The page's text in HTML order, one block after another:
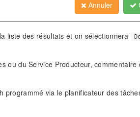
liste des résultats et on sélectionnera
ou du Service Producteur, commentaire
via le planificateur des